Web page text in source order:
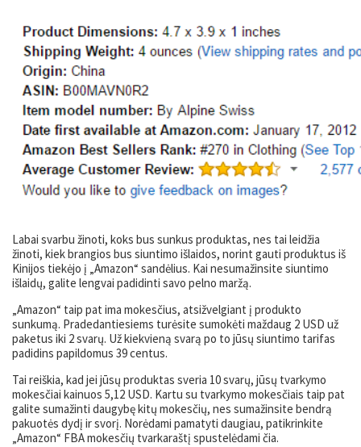
Labai svarbu žinoti, koks bus sunkus produktas, nes tai leidžia
žinoti, kiek brangios bus siuntimo išlaidos, norint gauti produktus iš
Kinijos tiekėjo į „Amazon“ sandėlius. Kai nesumažinsite siuntimo
išlaidų, galite lengvai padidinti savo pelno maržą.
„Amazon“ taip pat ima mokesčius, atsižvelgiant į produkto
sunkumą. Pradedantiesiems turėsite sumokėti maždaug 2 USD už
paketus iki 2 svarų. Už kiekvieną svarą po to jūsų siuntimo tarifas
padidins papildomus 39 centus.
Tai reiškia, kad jei jūsų produktas sveria 10 svarų, jūsų tvarkymo
mokesčiai kainuos 5,12 USD. Kartu su tvarkymo mokesčiais taip pat
galite sumažinti daugybę kitų mokesčių, nes sumažinsite bendrą
pakuotės dydį ir svorį. Norėdami pamatyti daugiau, patikrinkite
„Amazon“ FBA mokesčių tvarkaraštį spustelėdami čia.